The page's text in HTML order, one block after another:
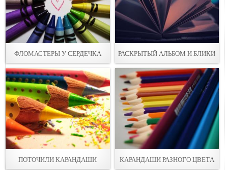
ФЛОМАСТЕРЫ У СЕРДЕЧКА РАСКРЫТЫЙ АЛЬБОМ И БЛИКИ
ПОТОЧИЛИ КАРАНДAШИ КАРАНДАШИ РАЗНОГО ЦВЕТA